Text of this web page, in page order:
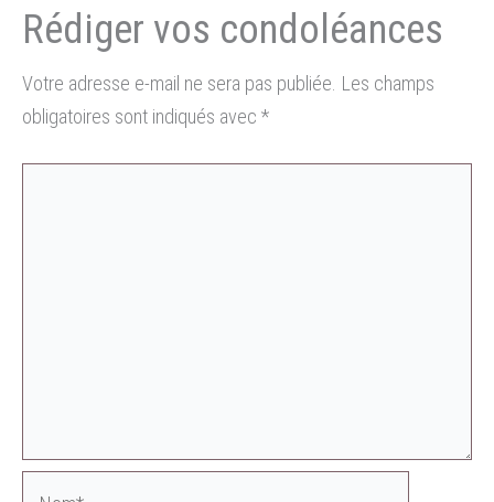
Votre adresse e-mail ne sera pas publiée. Les champs
obligatoires sont indiqués avec *